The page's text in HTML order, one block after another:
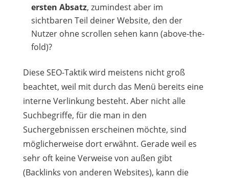
ersten Absatz, zumindest aber im
sichtbaren Teil deiner Website, den der
Nutzer ohne scrollen sehen kann (above-the-
fold)?
Diese SEO-Taktik wird meistens nicht groß
beachtet, weil mit durch das Menü bereits eine
interne Verlinkung besteht. Aber nicht alle
Suchbegriffe, für die man in den
Suchergebnissen erscheinen möchte, sind
möglicherweise dort erwähnt. Gerade weil es
sehr oft keine Verweise von außen gibt
(Backlinks von anderen Websites), kann die